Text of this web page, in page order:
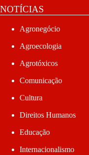
NOTÍCIAS
Agronegócio
Agroecologia
Agrotóxicos
Comunicação
Cultura
Direitos Humanos
Educação
Internacionalismo